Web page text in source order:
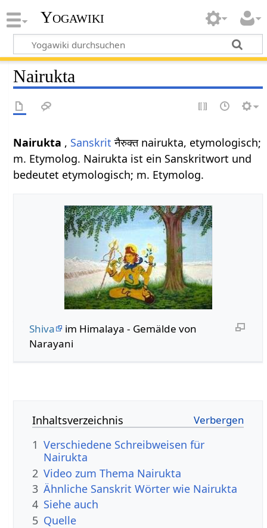
Yogawiki
Nairukta
Nairukta , Sanskrit नैरुक्त nairukta, etymologisch;
m. Etymolog. Nairukta ist ein Sanskritwort und
bedeutet etymologisch; m. Etymolog.
Shiva
im Himalaya - Gemälde von
Narayani
Inhaltsverzeichnis
1 Verschiedene Schreibweisen für
Nairukta
2 Video zum Thema Nairukta
3 Ähnliche Sanskrit Wörter wie Nairukta
4 Siehe auch
5 Quelle